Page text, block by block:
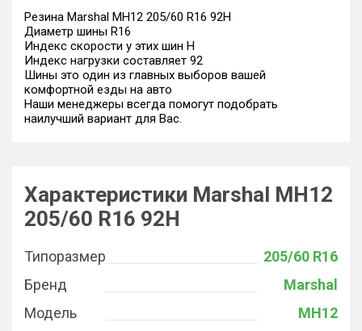
Резина Marshal MH12 205/60 R16 92H
Диаметр шины R16
Индекс скорости у этих шин H
Индекс нагрузки составляет 92
Шины это один из главных выборов вашей
комфортной езды на авто
Наши менеджеры всегда помогут подобрать
наилучший вариант для Вас.
Характеристики Marshal MH12
205/60 R16 92H
Типоразмер
205/60 R16
Бренд
Marshal
Модель
MH12